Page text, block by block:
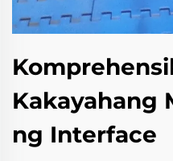
Kakayahang
ng Interface